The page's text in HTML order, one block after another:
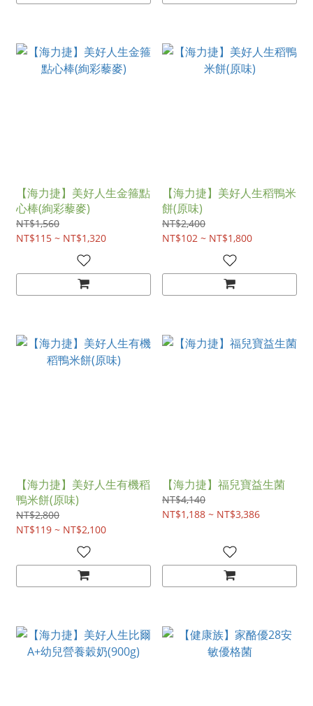
【海力捷】美好人生金箍點
心棒(絢彩藜麥)
NT$1,560
NT$115 ~ NT$1,320
【海力捷】美好人生稻鴨米
餅(原味)
NT$2,400
NT$102 ~ NT$1,800
【海力捷】美好人生有機稻
鴨米餅(原味)
NT$2,800
NT$119 ~ NT$2,100
【海力捷】福兒寶益生菌
NT$4,140
NT$1,188 ~ NT$3,386